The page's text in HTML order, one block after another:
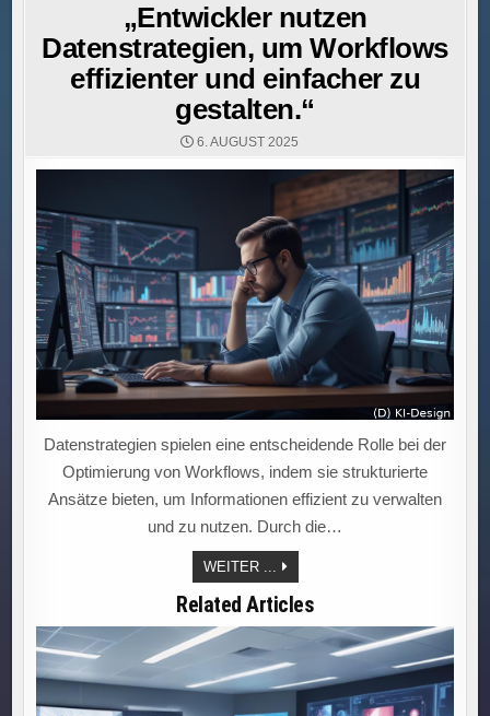
„Entwickler nutzen
Datenstrategien, um Workflows
effizienter und einfacher zu
gestalten.“
6. AUGUST 2025
Datenstrategien spielen eine entscheidende Rolle bei der
Optimierung von Workflows, indem sie strukturierte
Ansätze bieten, um Informationen effizient zu verwalten
und zu nutzen. Durch die…
WEITER ... „ENTWICKLER
NUTZEN
DATENSTRATEGIEN,
UM
WORKFLOWS
EFFIZIENTER
EINFACHER
ZU
GESTALTEN.“
Related Articles